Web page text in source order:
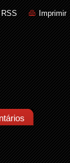
RSS Imprimir